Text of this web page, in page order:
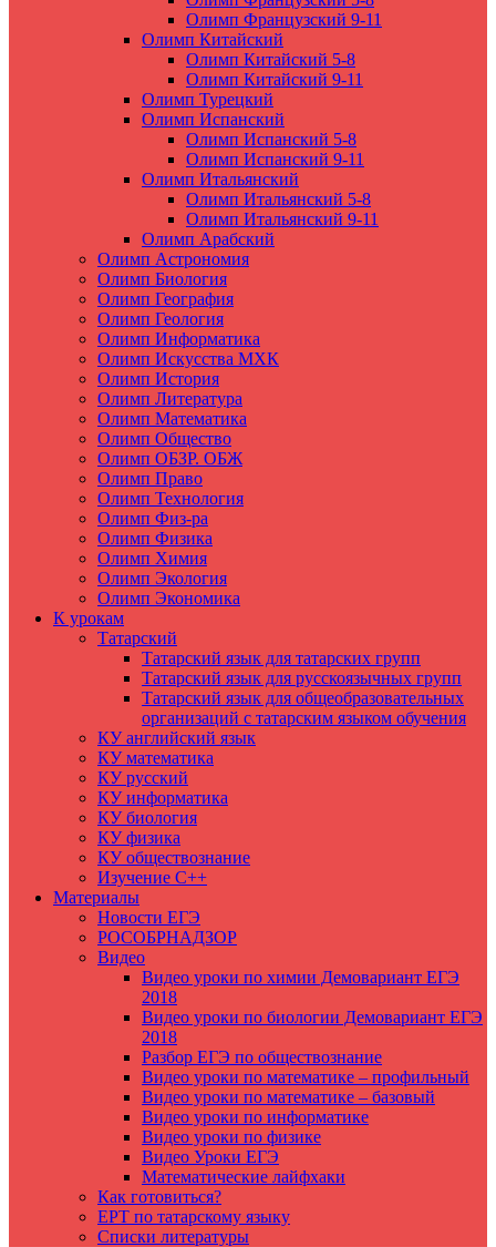
Олимп Французский 9-11
Олимп Китайский
Олимп Китайский 5-8
Олимп Китайский 9-11
Олимп Турецкий
Олимп Испанский
Олимп Испанский 5-8
Олимп Испанский 9-11
Олимп Итальянский
Олимп Итальянский 5-8
Олимп Итальянский 9-11
Олимп Арабский
Олимп Астрономия
Олимп Биология
Олимп География
Олимп Геология
Олимп Информатика
Олимп Искусства МХК
Олимп История
Олимп Литература
Олимп Математика
Олимп Общество
Олимп ОБЗР. ОБЖ
Олимп Право
Олимп Технология
Олимп Физ-ра
Олимп Физика
Олимп Химия
Олимп Экология
Олимп Экономика
К урокам
Татарский
Татарский язык для татарских групп
Татарский язык для русскоязычных групп
Татарский язык для общеобразовательных
организаций с татарским языком обучения
КУ английский язык
КУ математика
КУ русский
КУ информатика
КУ биология
КУ физика
КУ обществознание
Изучение C++
Материалы
Новости ЕГЭ
РОСОБРНАДЗОР
Видео
Видео уроки по химии Демовариант ЕГЭ
2018
Видео уроки по биологии Демовариант ЕГЭ
2018
Разбор ЕГЭ по обществознание
Видео уроки по математике – профильный
Видео уроки по математике – базовый
Видео уроки по информатике
Видео уроки по физике
Видео Уроки ЕГЭ
Математические лайфхаки
Как готовиться?
ЕРТ по татарскому языку
Списки литературы